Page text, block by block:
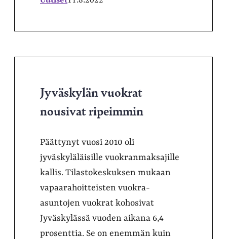
Jyväskylän vuokrat
nousivat ripeimmin
Päättynyt vuosi 2010 oli
jyväskyläläisille vuokranmaksajille
kallis. Tilastokeskuksen mukaan
vapaarahoitteisten vuokra-
asuntojen vuokrat kohosivat
Jyväskylässä vuoden aikana 6,4
prosenttia. Se on enemmän kuin